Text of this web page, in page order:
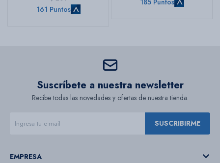
161 Puntos
185 Puntos
Suscríbete a nuestra newsletter
Recibe todas las novedades y ofertas de nuestra tienda.
SUSCRIBIRME
EMPRESA